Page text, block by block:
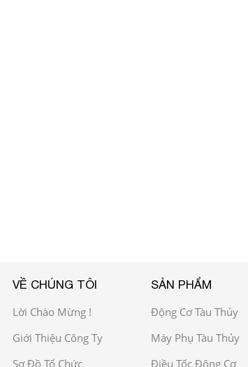
VỀ CHÚNG TÔI
Lời Chào Mừng !
Giới Thiệu Công Ty
Sơ Đồ Tổ Chức
SẢN PHẨM
Động Cơ Tàu Thủy
Máy Phụ Tàu Thủy
Điều Tốc Động Cơ